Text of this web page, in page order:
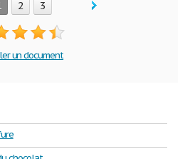
2 3
un document